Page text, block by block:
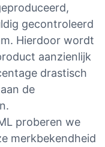
gecontroleerd
Hierdoor wordt
aanzienlijk
drastisch
de
proberen we
merkbekendheid